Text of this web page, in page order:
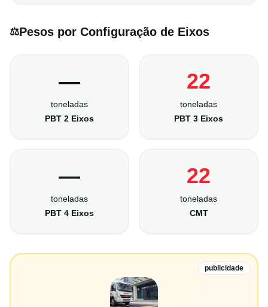
⚖️Pesos por Configuração de Eixos
—
toneladas
PBT 2 Eixos
22
toneladas
PBT 3 Eixos
—
toneladas
PBT 4 Eixos
22
toneladas
CMT
publicidade